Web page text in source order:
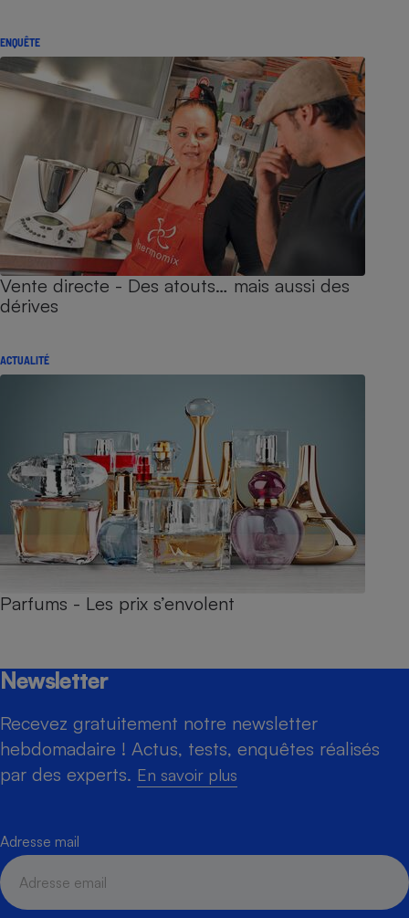
ENQUÊTE
Vente directe - Des atouts… mais aussi des
dérives
ACTUALITÉ
Parfums - Les prix s’envolent
Newsletter
Recevez gratuitement notre newsletter
hebdomadaire ! Actus, tests, enquêtes réalisés
par des experts. En savoir plus
Adresse mail